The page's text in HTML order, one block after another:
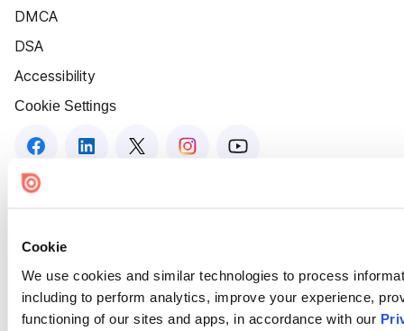
Cookie
We use cookies and similar technologies to process
including to perform analytics, improve your experience,
functioning of our sites and apps, in accordance with our
DMCA
DSA
Accessibility
Cookie Settings